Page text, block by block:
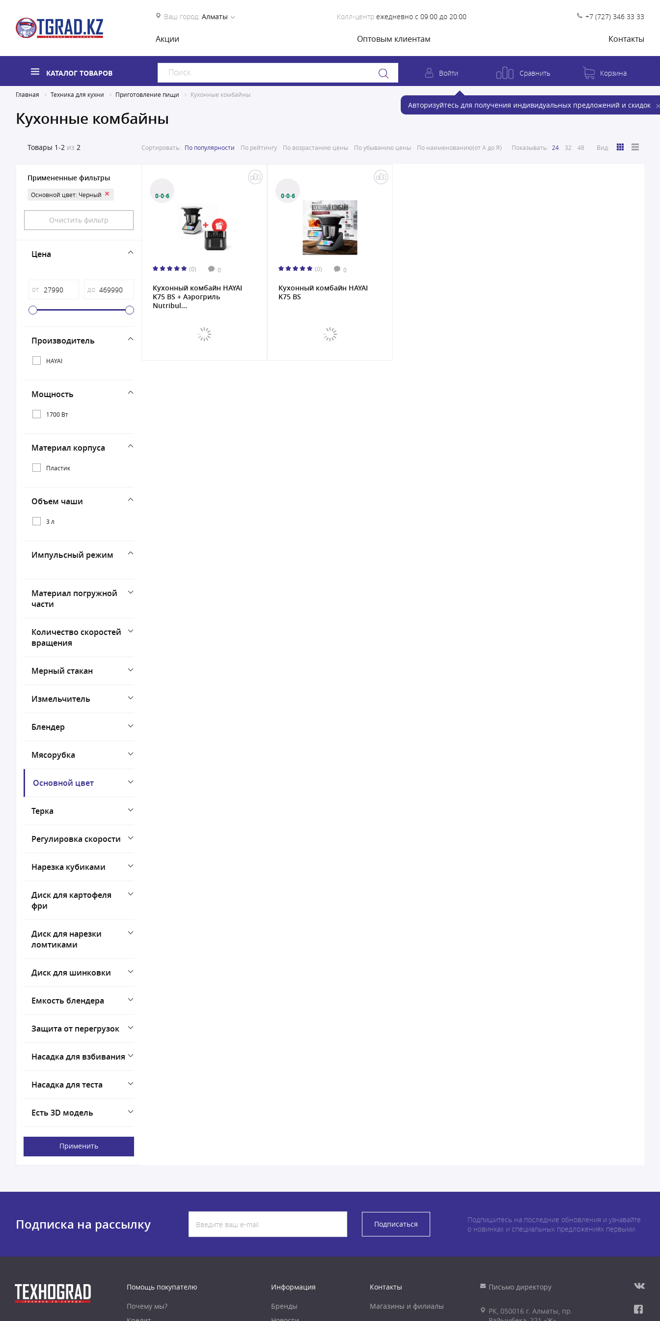
Ваш город: Алматы Колл-центр ежедневно с 09:00 до 20:00 +7 (727) 346 33 33
Акции Оптовым клиентам Контакты
КАТАЛОГ ТОВАРОВ Войти
Авторизуйтесь для получения индивидуальных предложений и скидок
Сравнить Корзина
Главная Техника для кухни Приготовление пищи Кухонные комбайны
Кухонные комбайны
Товары 1-2 из 2 Сортировать: По популярности По рейтингу По возрастанию цены По убыванию цены По наименованию(от А до Я) Показывать: 24 32 48 Вид:
Примененные фильтры
Основной цвет: Черный
Очистить фильтр
Цена
от до
Производитель
HAYAI
Мощность
1700 Вт
Материал корпуса
Пластик
Объем чаши
3 л
Импульсный режим
Материал погружной
части
Количество скоростей
вращения
Мерный стакан
Измельчитель
Блендер
Мясорубка
Основной цвет
Терка
Регулировка скорости
Нарезка кубиками
Диск для картофеля
фри
Диск для нарезки
ломтиками
Диск для шинковки
Емкость блендера
Защита от перегрузок
Насадка для взбивания
Насадка для теста
Есть 3D модель
Применить
0·0·6
(0) 0
Кухонный комбайн HAYAI
K75 BS + Аэрогриль
Nutribul...
0·0·6
(0) 0
Кухонный комбайн HAYAI
K75 BS
Подписка на рассылку Подписаться
Подпишитесь на последние обновления и узнавайте
о новинках и специальных предложениях первыми
Помощь покупателю
Почему мы?
Информация
Бренды
Контакты
Магазины и филиалы
Письмо директору
РК, 050016 г. Алматы, пр.